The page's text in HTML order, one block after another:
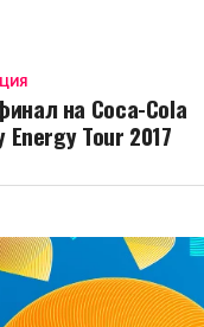
на Coca-Cola
Energy Tour 2017